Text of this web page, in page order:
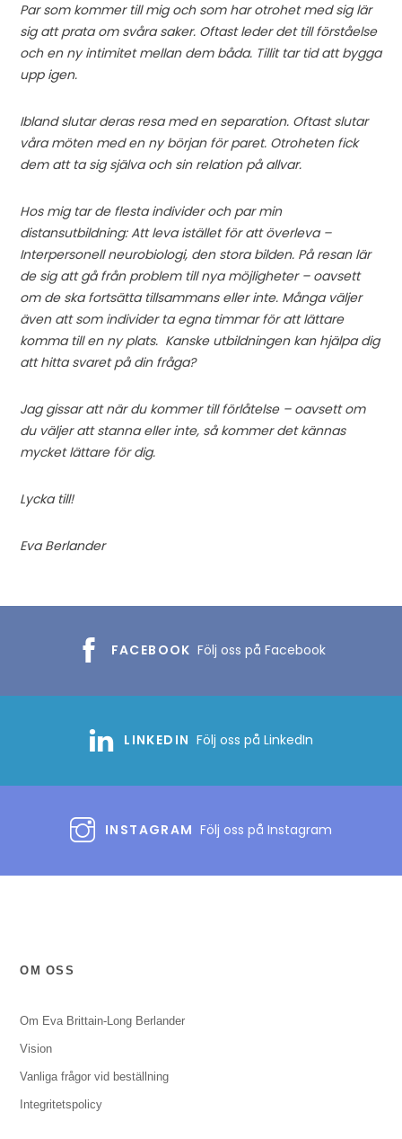
Par som kommer till mig och som har otrohet med sig lär
sig att prata om svåra saker. Oftast leder det till förståelse
och en ny intimitet mellan dem båda. Tillit tar tid att bygga
upp igen.
Ibland slutar deras resa med en separation. Oftast slutar
våra möten med en ny början för paret. Otroheten fick
dem att ta sig själva och sin relation på allvar.
Hos mig tar de flesta individer och par min
distansutbildning: Att leva istället för att överleva –
Interpersonell neurobiologi, den stora bilden. På resan lär
de sig att gå från problem till nya möjligheter – oavsett
om de ska fortsätta tillsammans eller inte. Många väljer
även att som individer ta egna timmar för att lättare
komma till en ny plats. Kanske utbildningen kan hjälpa dig
att hitta svaret på din fråga?
Jag gissar att när du kommer till förlåtelse – oavsett om
du väljer att stanna eller inte, så kommer det kännas
mycket lättare för dig.
Lycka till!
Eva Berlander
FACEBOOK Följ oss på Facebook
LINKEDIN Följ oss på LinkedIn
INSTAGRAM Följ oss på Instagram
OM OSS
Om Eva Brittain-Long Berlander
Vision
Vanliga frågor vid beställning
Integritetspolicy